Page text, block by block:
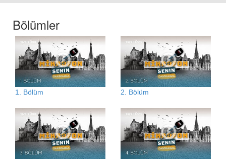
Bölümler
1. Bölüm 2. Bölüm